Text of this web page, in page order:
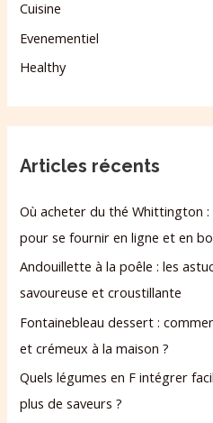
Cuisine
Evenementiel
Healthy
Articles récents
Où acheter du thé Whittington :
pour se fournir en ligne et en
Andouillette à la poêle : les
savoureuse et croustillante
Fontainebleau dessert :
et crémeux à la maison ?
Quels légumes en F intégrer
plus de saveurs ?